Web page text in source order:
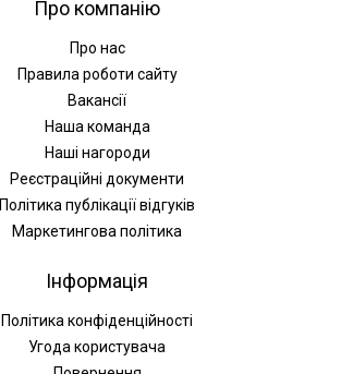
Про компанію
Про нас
Правила роботи сайту
Вакансії
Наша команда
Наші нагороди
Реєстраційні документи
Політика публікації відгуків
Маркетингова політика
Інформація
Політика конфіденційності
Угода користувача